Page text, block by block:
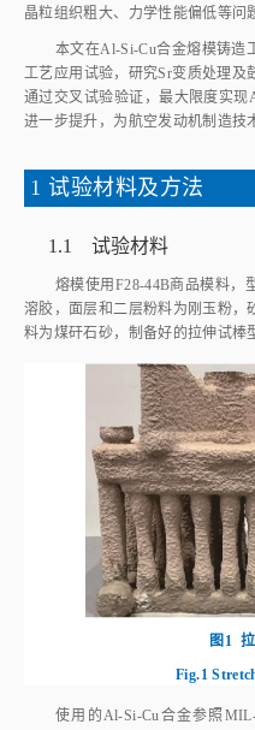
晶粒组织粗大、力学性能偏低等问
本文在Al‑Si‑Cu合金熔模铸
工艺应用试验，研究Sr变质处理及
通过交叉试验验证，最大限度实现
进一步提升，为航空发动机制造技
1 试验材料及方法
1.1 试验材料
熔模使用F28‑44B商品模料
溶胶，面层和二层粉料为刚玉粉，
料为煤矸石砂，制备好的拉伸试棒
图1
Fig.1
使用的Al‑Si‑Cu合金参照